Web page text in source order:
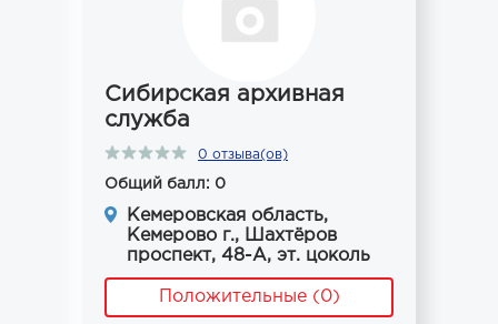
Сибирская архивная
служба
0 отзыва(ов)
Общий балл: 0
Кемеровская область,
Кемерово г., Шахтёров
проспект, 48-А, эт. цоколь
Положительные (0)